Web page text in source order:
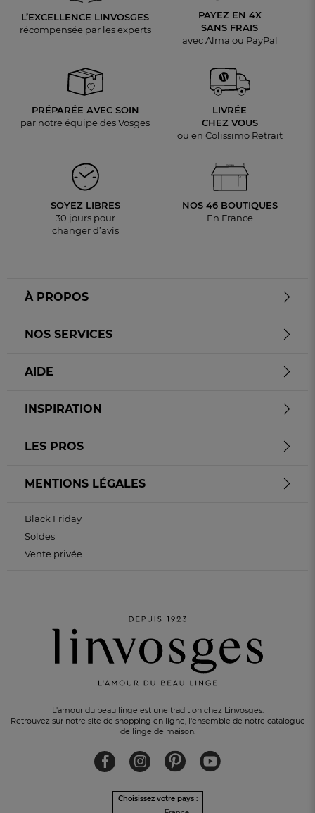
L’EXCELLENCE LINVOSGES
récompensée par les experts
PAYEZ EN 4X
SANS FRAIS
avec Alma ou PayPal
PRÉPARÉE AVEC SOIN
par notre équipe des Vosges
LIVRÉE
CHEZ VOUS
ou en Colissimo Retrait
SOYEZ LIBRES
30 jours pour
changer d’avis
NOS 46 BOUTIQUES
En France
L'amour du beau linge est une tradition chez Linvosges.
Retrouvez sur notre site de shopping en ligne, l'ensemble de notre catalogue
de linge de maison.
Choisissez votre pays :
À PROPOS
NOS SERVICES
AIDE
INSPIRATION
LES PROS
MENTIONS LÉGALES
Black Friday
Soldes
Vente privée